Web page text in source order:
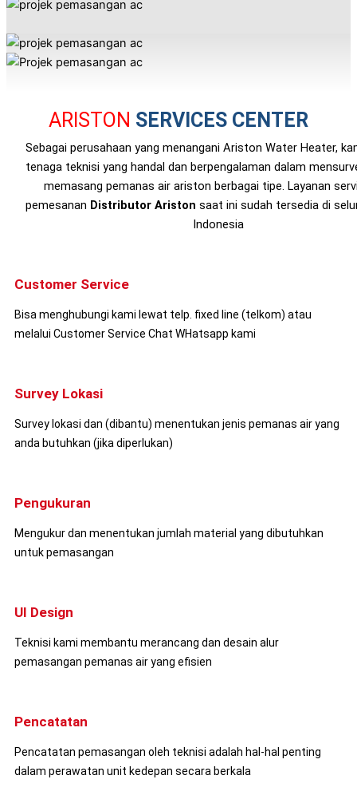
ARISTON SERVICES CENTER
Sebagai perusahaan yang menangani Ariston Water Heater,
tenaga teknisi yang handal dan berpengalaman dalam
memasang pemanas air ariston berbagai tipe. Layanan
pemesanan Distributor Ariston saat ini sudah tersedia di
Indonesia
Customer Service
Bisa menghubungi kami lewat telp. fixed line (telkom) atau
melalui Customer Service Chat WHatsapp kami
Survey Lokasi
Survey lokasi dan (dibantu) menentukan jenis pemanas air yang
anda butuhkan (jika diperlukan)
Pengukuran
Mengukur dan menentukan jumlah material yang dibutuhkan
untuk pemasangan
UI Design
Teknisi kami membantu merancang dan desain alur
pemasangan pemanas air yang efisien
Pencatatan
Pencatatan pemasangan oleh teknisi adalah hal-hal penting
dalam perawatan unit kedepan secara berkala